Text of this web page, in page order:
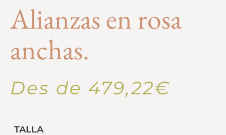
Alianzas en rosa
anchas.
Des de 479,22€
TALLA